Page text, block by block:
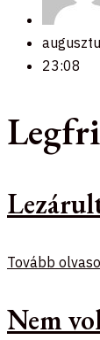
23:08
Tovább
Nem